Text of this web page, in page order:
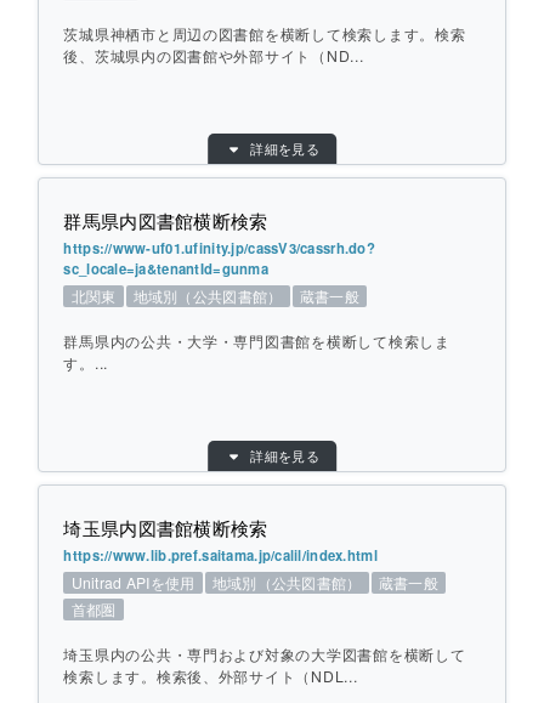
ひとこと紹介： 白河市立図書館の蔵書の他、福島県内の図書
館、北海道・東北地方の図書館や国立国会図
書館を横断して検索します。
個別ページを開く
茨城県神栖市と周辺の図書館を横断して検索します。検索
後、茨城県内の図書館や外部サイト（ND...
蔵書一般
提供元： 神栖市立図書館
地域： 北関東
横断方式：
対象館のデータベースを横断して検索（カー
リル Unitrad API）
ひとこと紹介： 茨城県神栖市と周辺の図書館を横断して検索
個別ページを開く
詳細を見る
群馬県内図書館横断検索
https://www-uf01.ufinity.jp/cassV3/cassrh.do?
sc_locale=ja&tenantId=gunma
北関東 地域別（公共図書館） 蔵書一般
群馬県内の公共・大学・専門図書館を横断して検索しま
す。...
蔵書一般
o?sc_locale=ja&tenantId=gunma
提供元： 群馬県立図書館
対象館数： 33
地域：
横断方式： 対象館のデータベースを横断して検索
ひとこと紹介： 群馬県内の公共・大学・専門図書館を横断
詳細を見る
埼玉県内図書館横断検索
https://www.lib.pref.saitama.jp/calil/index.html
Unitrad APIを使用 地域別（公共図書館）
蔵書一般
首都圏
埼玉県内の公共・専門および対象の大学図書館を横断して
検索します。検索後、外部サイト（NDL...